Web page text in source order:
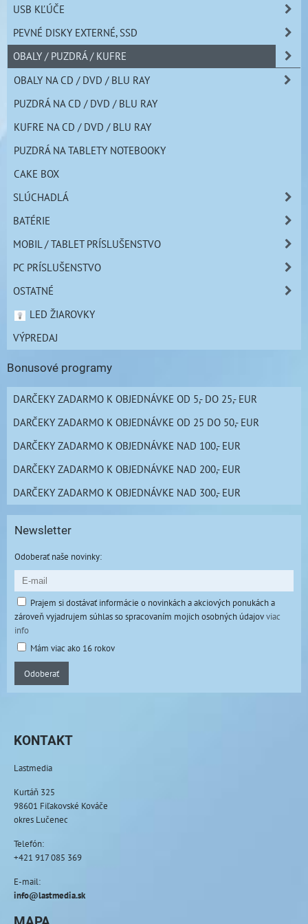
USB KĽÚČE
PEVNÉ DISKY EXTERNÉ, SSD
OBALY / PUZDRÁ / KUFRE
OBALY NA CD / DVD / BLU RAY
PUZDRÁ NA CD / DVD / BLU RAY
KUFRE NA CD / DVD / BLU RAY
PUZDRÁ NA TABLETY NOTEBOOKY
CAKE BOX
SLÚCHADLÁ
BATÉRIE
MOBIL / TABLET PRÍSLUŠENSTVO
PC PRÍSLUŠENSTVO
OSTATNÉ
LED ŽIAROVKY
VÝPREDAJ
Bonusové programy
DARČEKY ZADARMO K OBJEDNÁVKE OD 5,- DO 25,- EUR
DARČEKY ZADARMO K OBJEDNÁVKE OD 25 DO 50,- EUR
DARČEKY ZADARMO K OBJEDNÁVKE NAD 100,- EUR
DARČEKY ZADARMO K OBJEDNÁVKE NAD 200,- EUR
DARČEKY ZADARMO K OBJEDNÁVKE NAD 300,- EUR
Newsletter
Odoberať naše novinky:
Prajem si dostávať informácie o novinkách a akciových ponukách a
zároveň vyjadrujem súhlas so spracovaním mojich osobných údajovviac
info
Mám viac ako 16 rokov
Odoberať
KONTAKT
Lastmedia
Kurtáň 325
98601 Fiľakovské Kováče
okres Lučenec
Telefón:
+421 917 085 369
E-mail:
info@lastmedia.sk